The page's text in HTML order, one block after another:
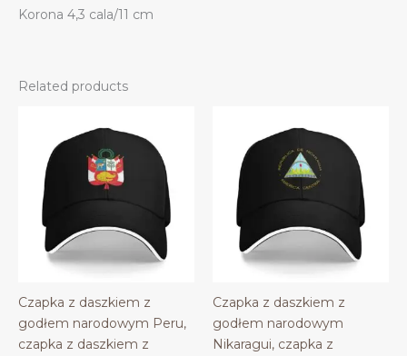
Korona 4,3 cala/11 cm
Related products
Czapka z daszkiem z
godłem narodowym Peru,
czapka z daszkiem z
Czapka z daszkiem z
godłem narodowym
Nikaragui, czapka z